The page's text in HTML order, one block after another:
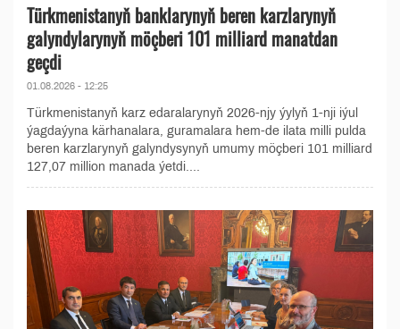
Türkmenistanyň banklarynyň beren karzlarynyň
galyndylarynyň möçberi 101 milliard manatdan
geçdi
01.08.2026 - 12:25
Türkmenistanyň karz edaralarynyň 2026-njy ýylyň 1-nji iýul
ýagdaýyna kärhanalara, guramalara hem-de ilata milli pulda
beren karzlarynyň galyndysynyň umumy möçberi 101 milliard
127,07 million manada ýetdi....